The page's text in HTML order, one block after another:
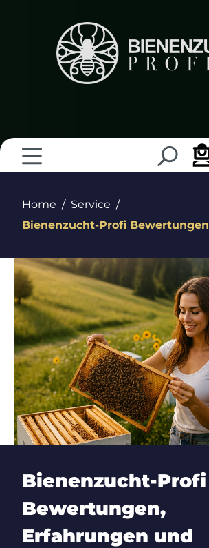
Home
Service
Bienenzucht-Profi Bewertungen
Bienenzucht-Profi
Bewertungen,
Erfahrungen und